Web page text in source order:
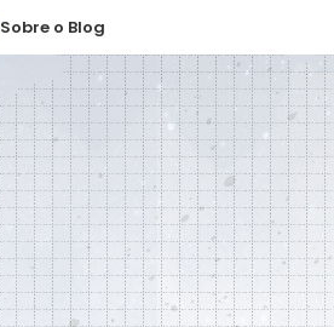
Sobre o Blog